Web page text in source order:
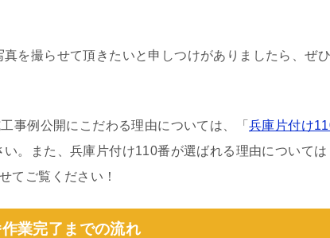
を撮らせて頂きたいと申しつけがありましたら、ぜ
事例公開にこだわる理由については、「 兵庫片付け
い。また、兵庫片付け110番が選ばれる理由については
てご覧ください！
業完了までの流れ